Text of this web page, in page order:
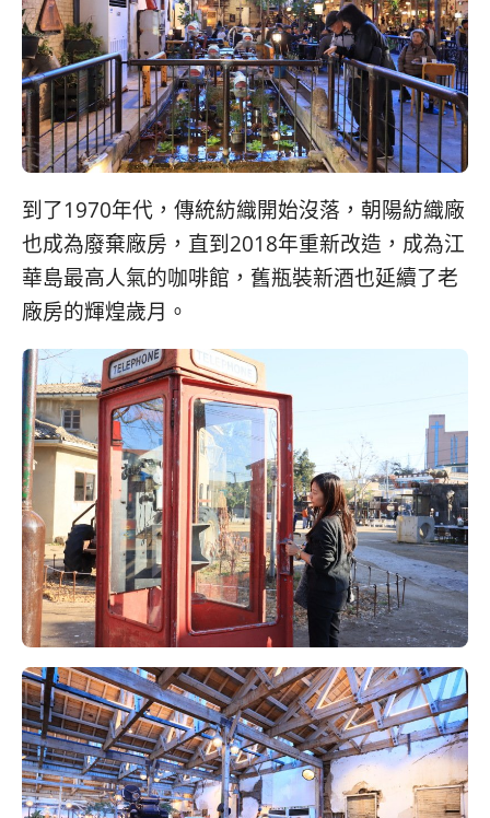
到了1970年代，傳統紡織開始沒落，朝陽紡織廠
也成為廢棄廠房，直到2018年重新改造，成為江
華島最高人氣的咖啡館，舊瓶裝新酒也延續了老
廠房的輝煌歲月。